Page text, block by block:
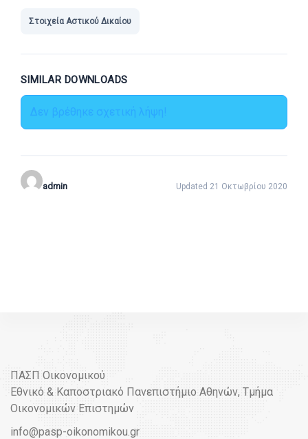
Στοιχεία Αστικού Δικαίου
SIMILAR DOWNLOADS
Δεν βρέθηκε σχετική λήψη!
admin Updated 21 Οκτωβρίου 2020
ΠΑΣΠ Οικονομικού
Εθνικό & Καποστριακό Πανεπιστήμιο Αθηνών, Τμήμα
Οικονομικών Επιστημών
info@pasp-oikonomikou.gr